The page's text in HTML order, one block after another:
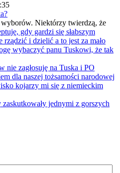
Niektórzy twierdzą, że
gdy gardzi się słabszym
rządzić i dzielić a to jest za mało
wybaczyć panu Tuskowi, że tak
zagłosuję na Tuska i PO
dla naszej tożsamości narodowej
kojarzy mi się z niemieckim
jednymi z gorszych